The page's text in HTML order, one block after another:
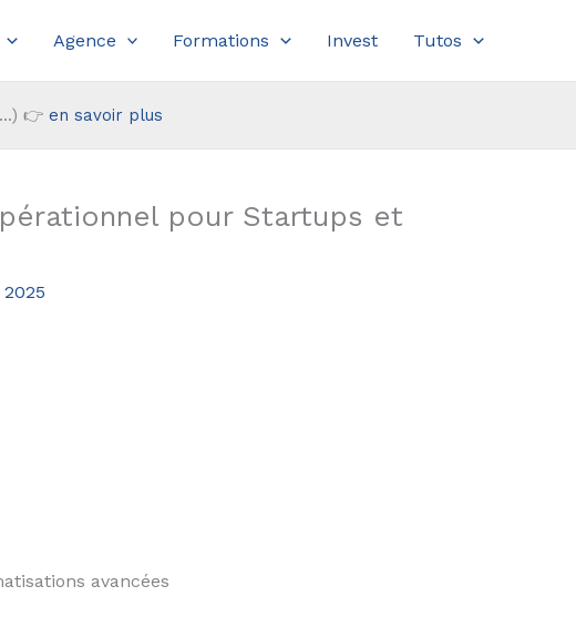
Agence Formations Invest Tutos
👉 en savoir plus
pour Startups et
avancées